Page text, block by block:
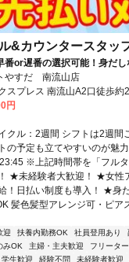
&カウンタースタッ
番or遅番の選択可能！身だ
好待遇バイトなら「やすだ
やすだ 南流山店
スプレス 南流山A2口徒歩約
、ＪＲ武蔵野常磐連絡線 南
円
クル：2週間 シフトは2週間
の予定も立てやすいのが魅
※上記時間帯を「フル
★未経験者大歓迎！ ★女性
！日払い制度も導入！ ★身
髪色髪型アレンジ可・ピア
迎 扶養内勤務OK 社員登用あり
みOK 主婦・主夫歓迎 フリータ
学生歓迎 経験不問 未経験者歓迎